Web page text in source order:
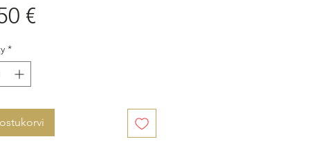
€Price
*